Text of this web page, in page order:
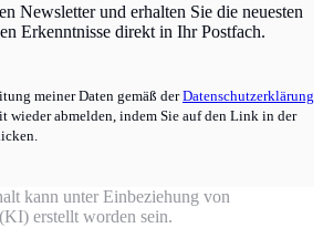
Newsletter und erhalten Sie die neuesten
Erkenntnisse direkt in Ihr Postfach.
meiner Daten gemäß derDatenschutzerklärung
wieder abmelden, indem Sie auf den Link in der
kann unter Einbeziehung von
erstellt worden sein.